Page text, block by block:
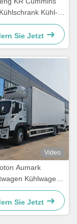
Kühl-
LKW
Sie Jetzt
Video
Aumark
Kühlwagen
King Gefrierwagen
Sie Jetzt